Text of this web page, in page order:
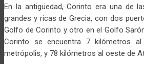
En la antigüedad, Corinto era una de
grandes y ricas de Grecia, con dos
Golfo de Corinto y otro en el Golfo
Corinto se encuentra 7 kilómetros
metrópolis, y 78 kilómetros al oeste de